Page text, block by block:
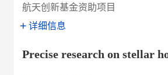
航天创新基金资助项目
详细信息
Precise research on stellar